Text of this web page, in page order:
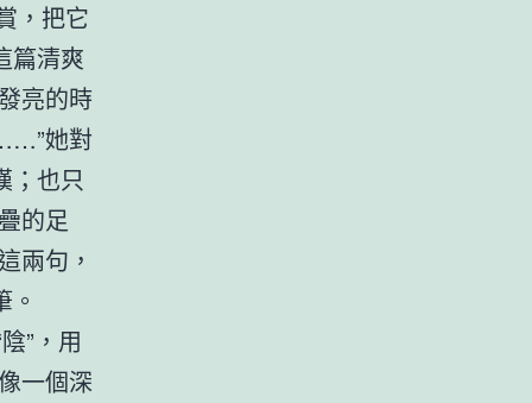
，把它
篇清爽
亮的時
她對
；也只
的足
兩句，
”，用
一個深